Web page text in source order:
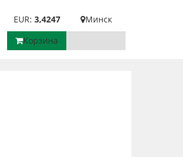
EUR: 3,4247
Минск
Корзина